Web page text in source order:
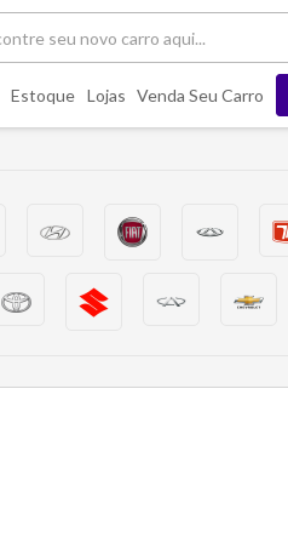
Estoque Lojas Venda Seu Carro